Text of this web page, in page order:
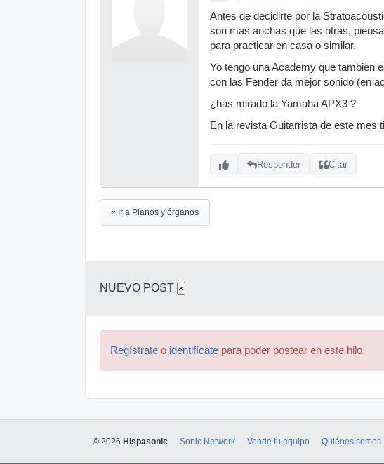
Antes de decidirte por la
son mas anchas que las otras,
para practicar en casa o similar.
Yo tengo una Academy que tambien
con las Fender da mejor sonido (en
¿has mirado la Yamaha APX3 ?
En la revista Guitarrista de este mes
Responder Citar
« Ir a Pianos y órganos
NUEVO POST ×
Regístrate o identifícate para poder postear en este hilo
© 2026 Hispasonic Sonic Network Vende tu equipo Quiénes somos